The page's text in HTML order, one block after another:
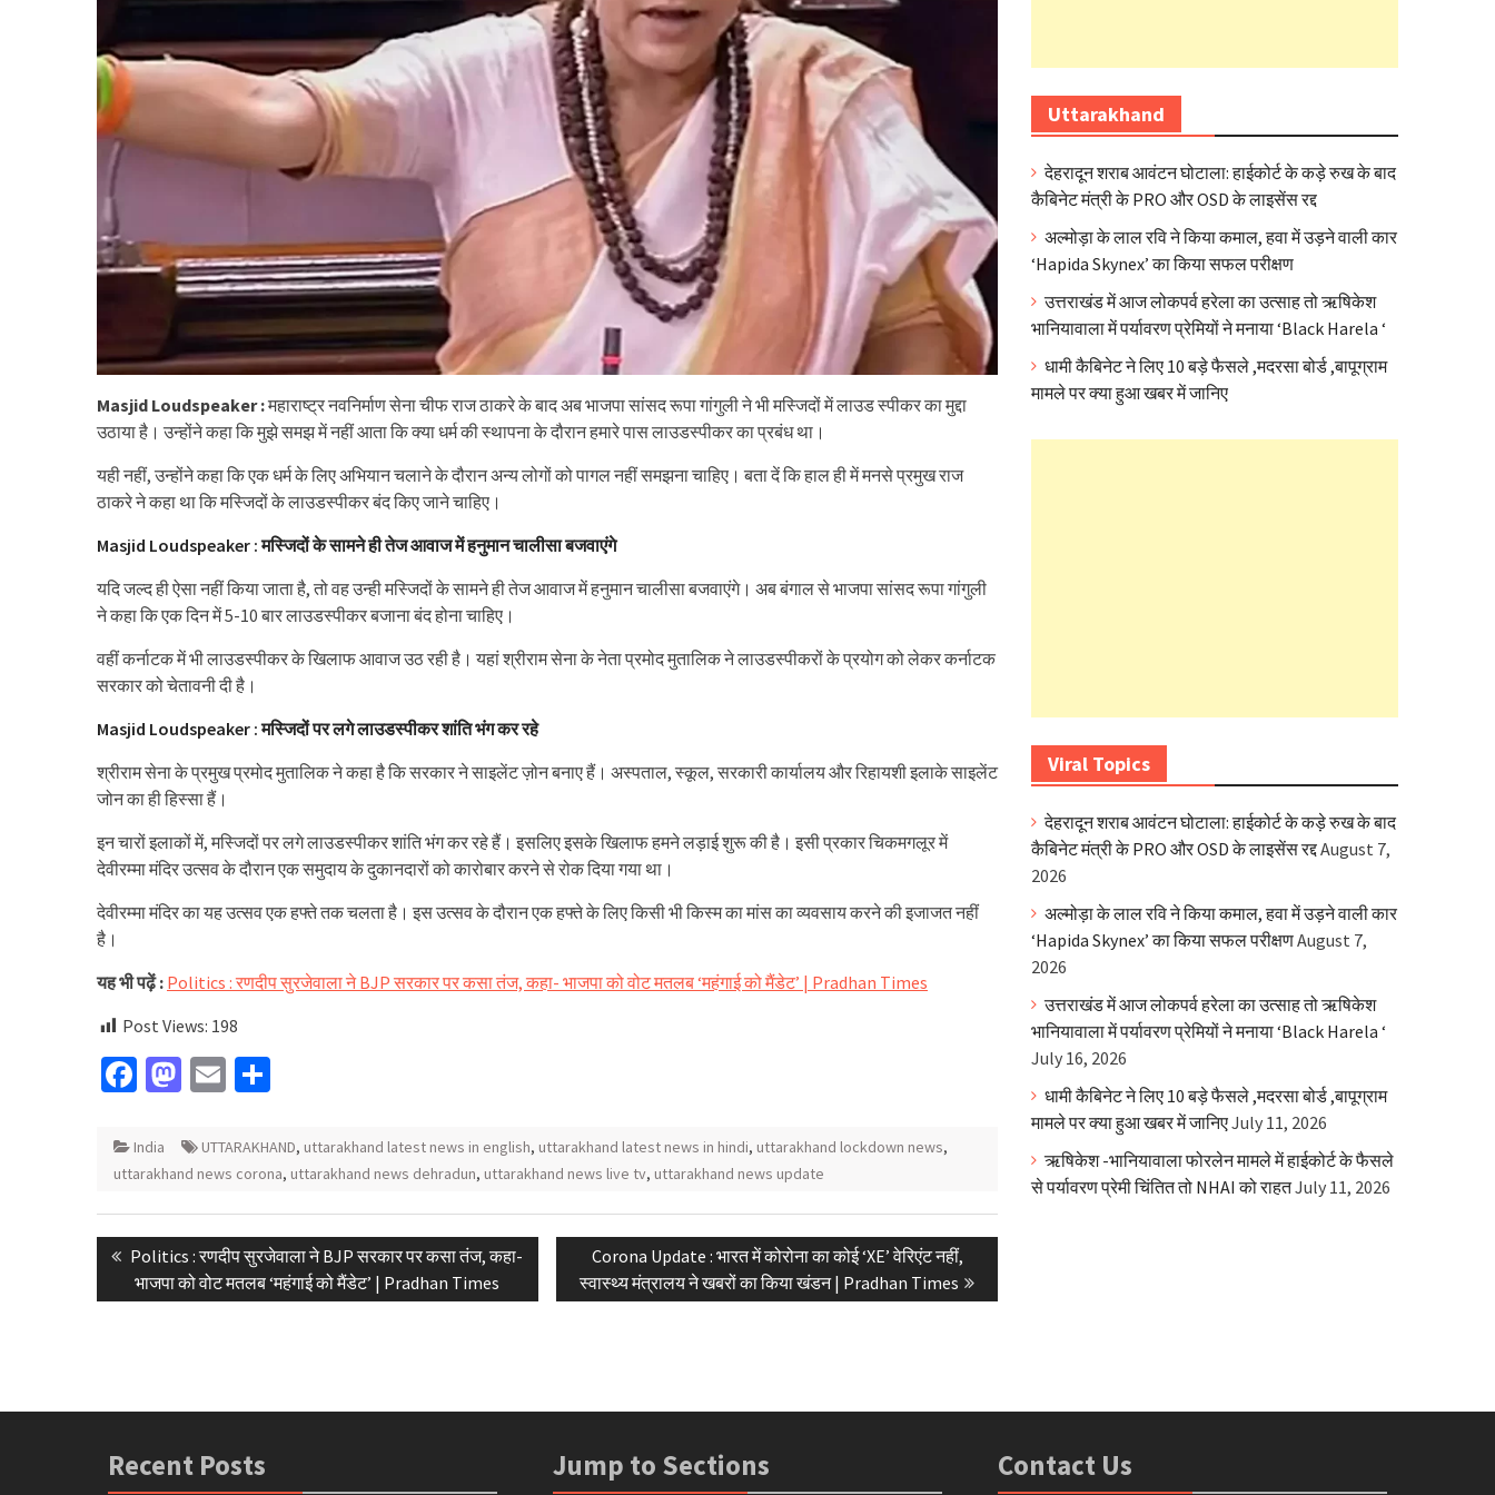
Masjid Loudspeaker :महाराष्ट्र नवनिर्माण सेना चीफ राज ठाकरे के बाद अब भाजपा सांसद रूपा गांगुली ने भी मस्जिदों में लाउड स्पीकर का मुद्दा
उठाया है। उन्होंने कहा कि मुझे समझ में नहीं आता कि क्या धर्म की स्थापना के दौरान हमारे पास लाउडस्पीकर का प्रबंध था।
यही नहीं, उन्होंने कहा कि एक धर्म के लिए अभियान चलाने के दौरान अन्य लोगों को पागल नहीं समझना चाहिए। बता दें कि हाल ही में मनसे प्रमुख राज
ठाकरे ने कहा था कि मस्जिदों के लाउडस्पीकर बंद किए जाने चाह‍िए।
Masjid Loudspeaker : मस्जिदों के सामने ही तेज आवाज में हनुमान चालीसा बजवाएंगे
यदि जल्द ही ऐसा नहीं किया जाता है, तो वह उन्ही मस्जिदों के सामने ही तेज आवाज में हनुमान चालीसा बजवाएंगे। अब बंगाल से भाजपा सांसद रूपा गांगुली
ने कहा कि एक दिन में 5-10 बार लाउडस्पीकर बजाना बंद होना चाहिए।
वहीं कर्नाटक में भी लाउडस्पीकर के खिलाफ आवाज उठ रही है। यहां श्रीराम सेना के नेता प्रमोद मुतालिक ने लाउडस्पीकरों के प्रयोग को लेकर कर्नाटक
सरकार को चेतावनी दी है।
Masjid Loudspeaker : मस्जिदों पर लगे लाउडस्पीकर शांति भंग कर रहे
श्रीराम सेना के प्रमुख प्रमोद मुतालिक ने कहा है कि सरकार ने साइलेंट ज़ोन बनाए हैं। अस्पताल, स्कूल, सरकारी कार्यालय और रिहायशी इलाके साइलेंट
जोन का ही हिस्सा हैं।
इन चारों इलाकों में, मस्जिदों पर लगे लाउडस्पीकर शांति भंग कर रहे हैं। इसलिए इसके खिलाफ हमने लड़ाई शुरू की है। इसी प्रकार चिकमगलूर में
देवीरम्मा मंदिर उत्सव के दौरान एक समुदाय के दुकानदारों को कारोबार करने से रोक दिया गया था।
देवीरम्मा मंदिर का यह उत्सव एक हफ्ते तक चलता है। इस उत्सव के दौरान एक हफ्ते के लिए किसी भी किस्म का मांस का व्यवसाय करने की इजाजत नहीं
है।
यह भी पढ़ें : Politics : रणदीप सुरजेवाला ने BJP सरकार पर कसा तंज, कहा- भाजपा को वोट मतलब ‘महंगाई को मैंडेट’ | Pradhan Times
Post Views: 198
Facebook
Mastodon
Email
India UTTARAKHAND, uttarakhand latest news in english, uttarakhand latest news in hindi, uttarakhand lockdown news,
uttarakhand news corona, uttarakhand news dehradun, uttarakhand news live tv, uttarakhand news update
Post
navigation
Previous
post:
Politics : रणदीप सुरजेवाला ने BJP सरकार पर कसा तंज, कहा-
भाजपा को वोट मतलब ‘महंगाई को मैंडेट’ | Pradhan Times
Next
post:
Corona Update : भारत में कोरोना का कोई ‘XE’ वेरिएंट नहीं,
स्वास्थ्य मंत्रालय ने खबरों का किया खंडन | Pradhan Times
Uttarakhand
देहरादून शराब आवंटन घोटाला: हाईकोर्ट के कड़े रुख के बाद
कैबिनेट मंत्री के PRO और OSD के लाइसेंस रद्द
अल्मोड़ा के लाल रवि ने किया कमाल, हवा में उड़ने वाली कार
‘Hapida Skynex’ का किया सफल परीक्षण
उत्तराखंड में आज लोकपर्व हरेला का उत्साह तो ऋषिकेश
भानियावाला में पर्यावरण प्रेमियों ने मनाया ‘Black Harela ‘
धामी कैबिनेट ने लिए 10 बड़े फैसले ,मदरसा बोर्ड ,बापूग्राम
मामले पर क्या हुआ खबर में जानिए
Viral Topics
देहरादून शराब आवंटन घोटाला: हाईकोर्ट के कड़े रुख के बाद
कैबिनेट मंत्री के PRO और OSD के लाइसेंस रद्दAugust 7,
2026
अल्मोड़ा के लाल रवि ने किया कमाल, हवा में उड़ने वाली कार
‘Hapida Skynex’ का किया सफल परीक्षणAugust 7,
2026
उत्तराखंड में आज लोकपर्व हरेला का उत्साह तो ऋषिकेश
भानियावाला में पर्यावरण प्रेमियों ने मनाया ‘Black Harela ‘
July 16, 2026
धामी कैबिनेट ने लिए 10 बड़े फैसले ,मदरसा बोर्ड ,बापूग्राम
मामले पर क्या हुआ खबर में जानिएJuly 11, 2026
ऋषिकेश -भानियावाला फोरलेन मामले में हाईकोर्ट के फैसले
से पर्यावरण प्रेमी चिंतित तो NHAI को राहतJuly 11, 2026
Recent Posts Jump to Sections Contact Us